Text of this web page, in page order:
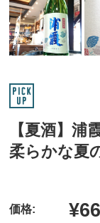
【夏酒】浦
柔らかな夏
価格: